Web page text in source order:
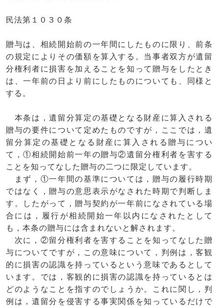
民法第１０３０条
贈与は、相続開始前の一年間にしたものに限り、前条
の規定によりその価額を算入する。当事者双方が遺留
分権利者に損害を加えることを知って贈与をしたとき
は、一年前の日より前にしたものについても、同様と
する。
本条は，遺留分算定の基礎となる財産に算入される
贈与の要件について定めたものですが，ここでは，遺
留分算定の基礎となる財産に算入される贈与につい
て，①相続開始前一年の贈与②遺留分権利者を害する
ことを知ってなした贈与の二つに限定しています。
まず，①一年間の基準については，贈与の履行時期
ではなく，贈与の意思表示がなされた時期で判断しま
す。したがって，贈与契約が一年前になされている場
合には，履行が相続開始一年以内になされたとして
も，本条の贈与には含まれないと解されます。
次に，②留分権利者を害することを知ってなした贈
与についてですが，この意味について，判例は，客観
的に損害の認識を持っているという意味であるとして
います。では，客観的に損害の認識を持っているとは
どのようなことを指すのでしょうか。これに関し，判
例は，遺留分を侵害する事実関係を知っているだけで